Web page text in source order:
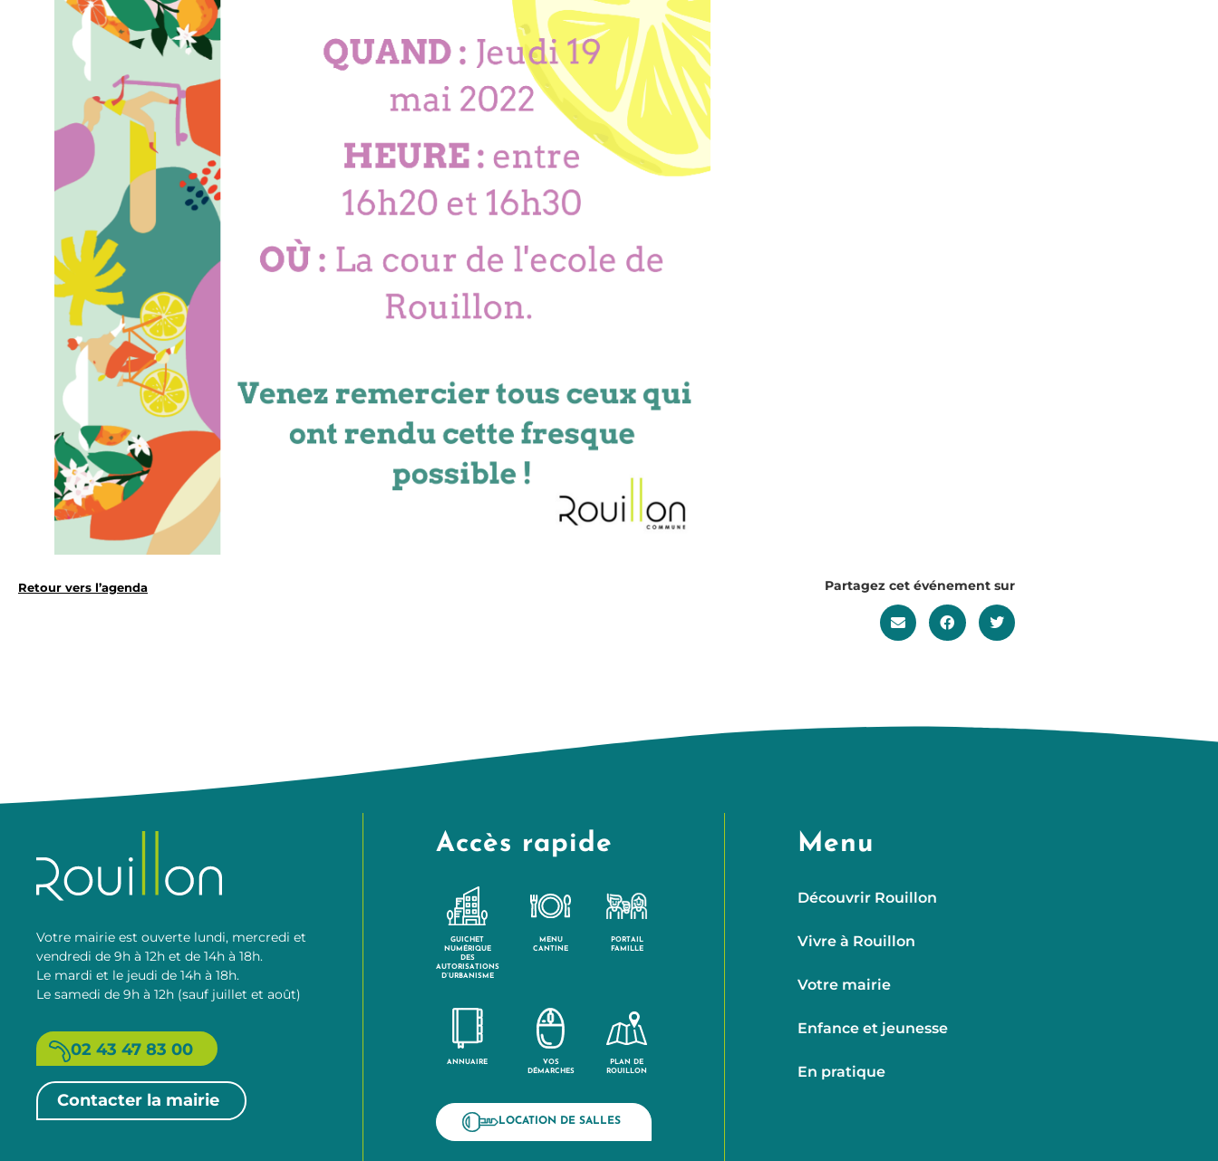
Partagez cet événement sur
Retour vers l’agenda
Votre mairie est ouverte lundi, mercredi et
vendredi de 9h à 12h et de 14h à 18h.
Le mardi et le jeudi de 14h à 18h.
Le samedi de 9h à 12h (sauf juillet et août)
02 43 47 83 00
Contacter la mairie
Accès rapide
GUICHET
NUMÉRIQUE
DES
AUTORISATIONS
D’URBANISME
MENU
CANTINE
PORTAIL
FAMILLE
ANNUAIRE
VOS
DÉMARCHES
PLAN DE
ROUILLON
LOCATION DE SALLES
Menu
Découvrir Rouillon
Vivre à Rouillon
Votre mairie
Enfance et jeunesse
En pratique